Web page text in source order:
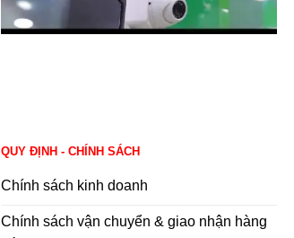
QUY ĐỊNH - CHÍNH SÁCH
Chính sách kinh doanh
Chính sách vận chuyển & giao nhận hàng